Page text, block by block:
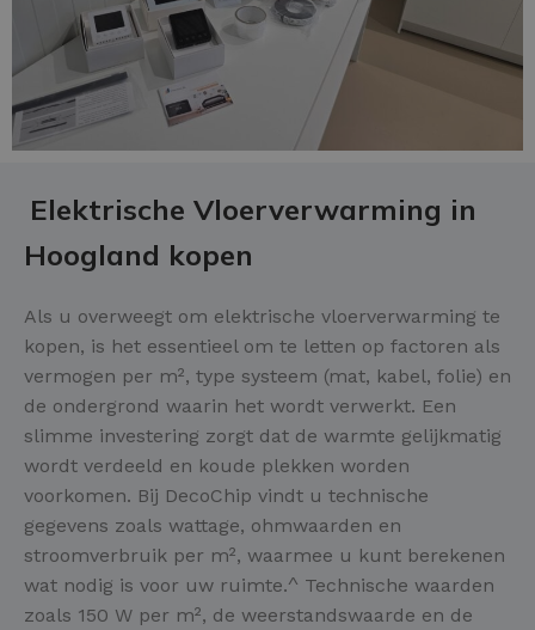
Elektrische Vloerverwarming in
Hoogland kopen
Als u overweegt om elektrische vloerverwarming te
kopen, is het essentieel om te letten op factoren als
vermogen per m², type systeem (mat, kabel, folie) en
de ondergrond waarin het wordt verwerkt. Een
slimme investering zorgt dat de warmte gelijkmatig
wordt verdeeld en koude plekken worden
voorkomen. Bij DecoChip vindt u technische
gegevens zoals wattage, ohmwaarden en
stroomverbruik per m², waarmee u kunt berekenen
wat nodig is voor uw ruimte.^ Technische waarden
zoals 150 W per m², de weerstandswaarde en de